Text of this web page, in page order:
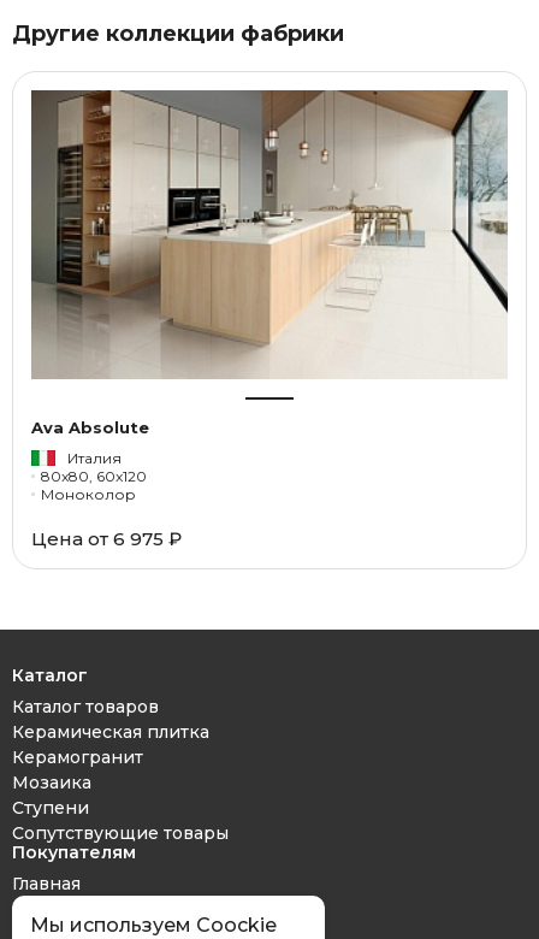
Другие коллекции фабрики
Ava Absolute
Италия
80x80, 60x120
Моноколор
Цена от 6 975 ₽
Каталог
Каталог товаров
Керамическая плитка
Керамогранит
Мозаика
Ступени
Сопутствующие товары
Покупателям
Главная
Дизайн проект
Оплата и доставка
Мы используем Coockie